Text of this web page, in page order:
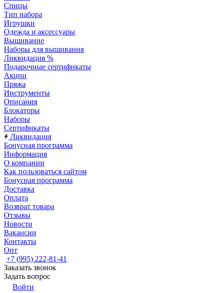
Спицы
Тип набора
Игрушки
Одежда и аксессуары
Вышивание
Наборы для вышивания
Ликвидация %
Подарочные сертификаты
Акции
Пряжа
Инструменты
Описания
Блокаторы
Наборы
Сертификаты
Ликвидация
Бонусная программа
Информация
О компании
Как пользоваться сайтом
Бонусная программа
Доставка
Оплата
Возврат товара
Отзывы
Новости
Вакансии
Контакты
Опт
+7 (995) 222-81-41
Заказать звонок
Задать вопрос
Войти